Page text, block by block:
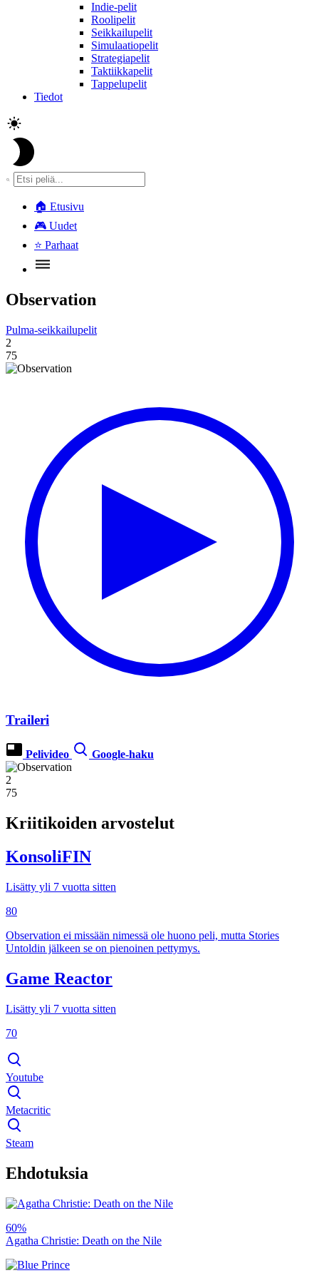
Indie-pelit
Roolipelit
Seikkailupelit
Simulaatiopelit
Strategiapelit
Taktiikkapelit
Tappelupelit
Tiedot
🏠 Etusivu
🎮 Uudet
⭐ Parhaat
Observation
Pulma-seikkailupelit
2
75
Traileri
Pelivideo Google-haku
2
75
Kriitikoiden arvostelut
KonsoliFIN
Lisätty yli 7 vuotta sitten
80
Observation ei missään nimessä ole huono peli, mutta Stories
Untoldin jälkeen se on pienoinen pettymys.
Game Reactor
Lisätty yli 7 vuotta sitten
70
Youtube
Metacritic
Steam
Ehdotuksia
60%
Agatha Christie: Death on the Nile